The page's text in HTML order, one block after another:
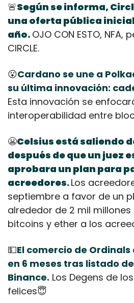
🚨Según se informa,
una oferta pública
año. OJO CON ESTO, NFA,
CIRCLE.
😮Cardano se une a
su última innovación:
Esta innovación se
interoperabilidad entre
😬Celsius está saliendo
después de que un juez
aprobara un plan para
acreedores.Los
septiembre a favor de un
alrededor de 2 mil
bitcoins y ether a los
💵El comercio de
en 6 meses tras listado de
Binance. Los Degens de
felices😇